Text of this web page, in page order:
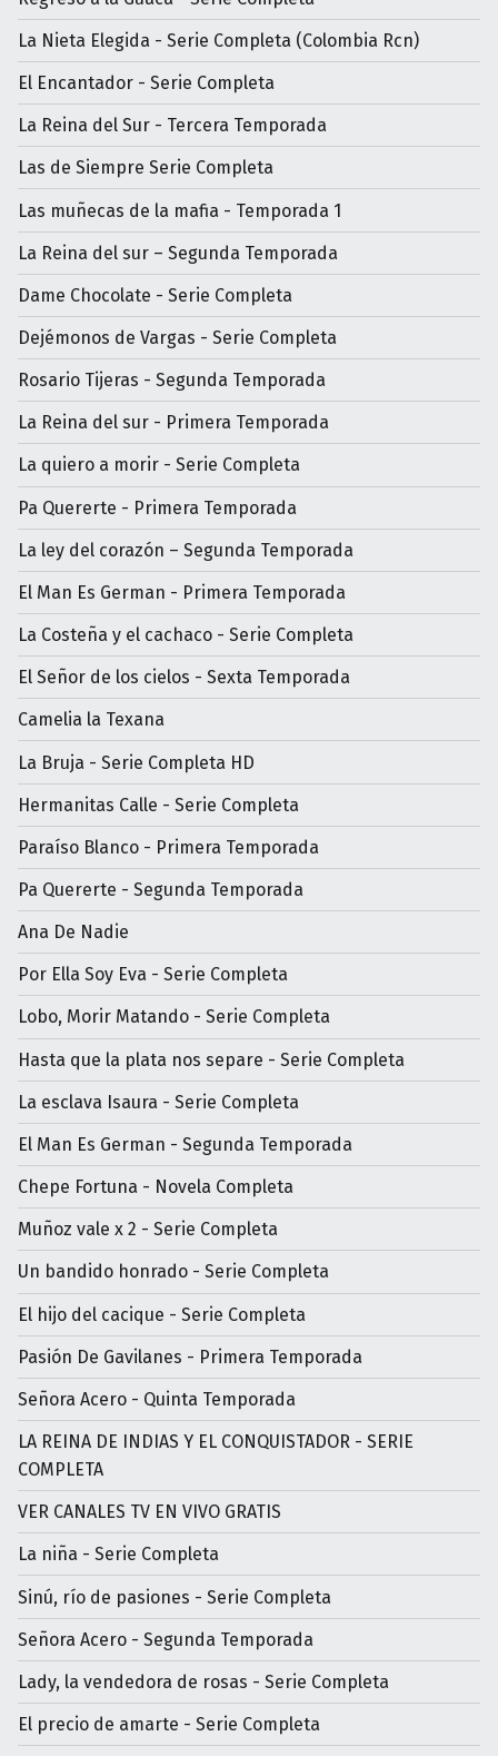
La Nieta Elegida - Serie Completa (Colombia Rcn)
El Encantador - Serie Completa
La Reina del Sur - Tercera Temporada
Las de Siempre Serie Completa
Las muñecas de la mafia - Temporada 1
La Reina del sur – Segunda Temporada
Dame Chocolate - Serie Completa
Dejémonos de Vargas - Serie Completa
Rosario Tijeras - Segunda Temporada
La Reina del sur - Primera Temporada
La quiero a morir - Serie Completa
Pa Quererte - Primera Temporada
La ley del corazón – Segunda Temporada
El Man Es German - Primera Temporada
La Costeña y el cachaco - Serie Completa
El Señor de los cielos - Sexta Temporada
Camelia la Texana
La Bruja - Serie Completa HD
Hermanitas Calle - Serie Completa
Paraíso Blanco - Primera Temporada
Pa Quererte - Segunda Temporada
Ana De Nadie
Por Ella Soy Eva - Serie Completa
Lobo, Morir Matando - Serie Completa
Hasta que la plata nos separe - Serie Completa
La esclava Isaura - Serie Completa
El Man Es German - Segunda Temporada
Chepe Fortuna - Novela Completa
Muñoz vale x 2 - Serie Completa
Un bandido honrado - Serie Completa
El hijo del cacique - Serie Completa
Pasión De Gavilanes - Primera Temporada
Señora Acero - Quinta Temporada
LA REINA DE INDIAS Y EL CONQUISTADOR - SERIE
COMPLETA
VER CANALES TV EN VIVO GRATIS
La niña - Serie Completa
Sinú, río de pasiones - Serie Completa
Señora Acero - Segunda Temporada
Lady, la vendedora de rosas - Serie Completa
El precio de amarte - Serie Completa